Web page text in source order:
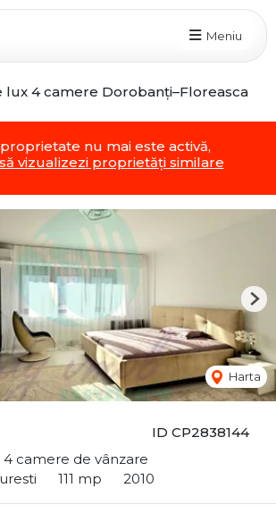
Meniu
4 camere Dorobanți–Floreasca
nu mai este activă,
vizualizezi proprietăți similare
ID CP2838144
camere de vânzare
111 mp 2010
Harta